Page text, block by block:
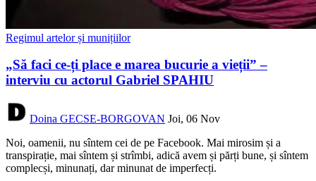
Regimul artelor și munițiilor
„Să faci ce-ți place e marea bucurie a vieții” –
interviu cu actorul Gabriel SPAHIU
Doina GECSE-BORGOVAN Joi, 06 Nov
Noi, oamenii, nu sîntem cei de pe Facebook. Mai mirosim și a
transpirație, mai sîntem și strîmbi, adică avem și părți bune, și sîntem
complecși, minunați, dar minunat de imperfecți.